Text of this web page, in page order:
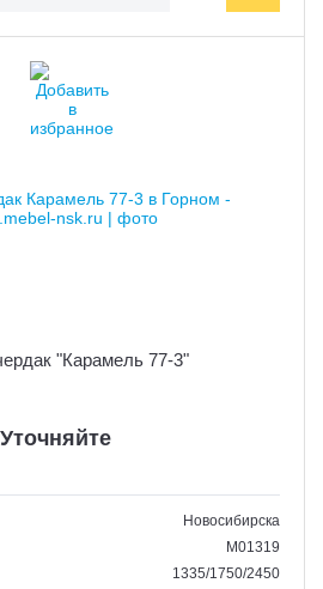
"Карамель 77-3"
Уточняйте
Новосибирска
M01319
1335/1750/2450